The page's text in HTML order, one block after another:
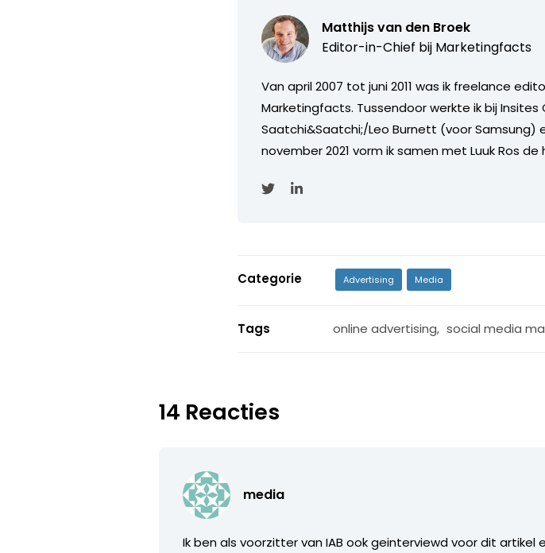
Matthijs van den Broek
Editor-in-Chief bij Marketingfacts
Van april 2007 tot juni 2011 was ik freelance
Marketingfacts. Tussendoor werkte ik bij Insites
Saatchi&Saatchi;/Leo Burnett (voor Samsung)
november 2021 vorm ik samen met Luuk Ros
Categorie Advertising Media
Tags online advertising, social media
14 Reacties
media
Ik ben als voorzitter van IAB ook geinterviewd voor dit